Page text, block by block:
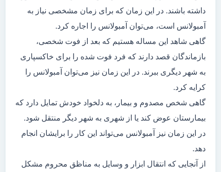
داشته باشند. در این زمان که برای زمان مشخصی نیاز به
آمبولانس است، می‌توان آمبولانس را اجاره کرد.
گاهی شاهد این مساله هستیم که بعد از فوت شخصی،
بازماندگان قصد دارند که فرد فوت شده را برای خاکسپاری
به شهر دیگری ببرند. در این زمان نیز می‌توان آمبولانس را
کرایه کرد.
گاهی شخص مصدوم و بیمار، به دلخواد خودش تمایل دارد که
بیمارستان عوض کند یا از شهری به شهر دیگر منتقل شود.
در این زمان نیز آمبولانس می‌تواند این کار را برایشان انجام
دهد.
از آنجایی که انتقال ابزار و وسایل به مناظق محروم مشکل